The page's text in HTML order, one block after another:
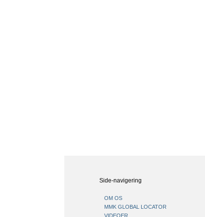
Side-navigering
OM OS
MMK GLOBAL LOCATOR
VIDEOER